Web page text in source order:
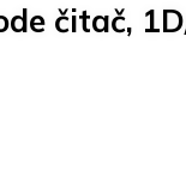
čitač,